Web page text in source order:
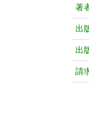
著
出
出
請